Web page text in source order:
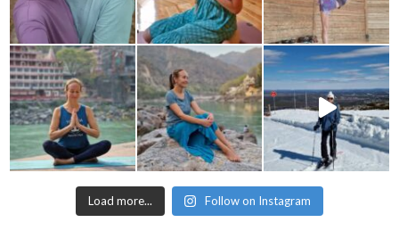
Load more... Follow on Instagram